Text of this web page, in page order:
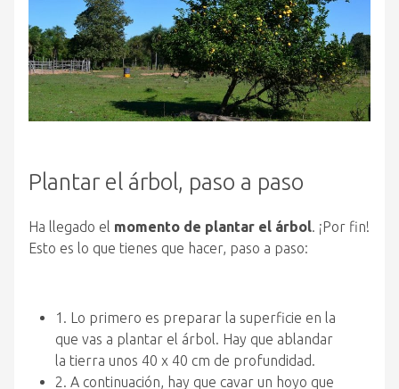
Plantar el árbol, paso a paso
Ha llegado el momento de plantar el árbol. ¡Por fin!
Esto es lo que tienes que hacer, paso a paso:
1. Lo primero es preparar la superficie en la
que vas a plantar el árbol. Hay que ablandar
la tierra unos 40 x 40 cm de profundidad.
2. A continuación, hay que cavar un hoyo que